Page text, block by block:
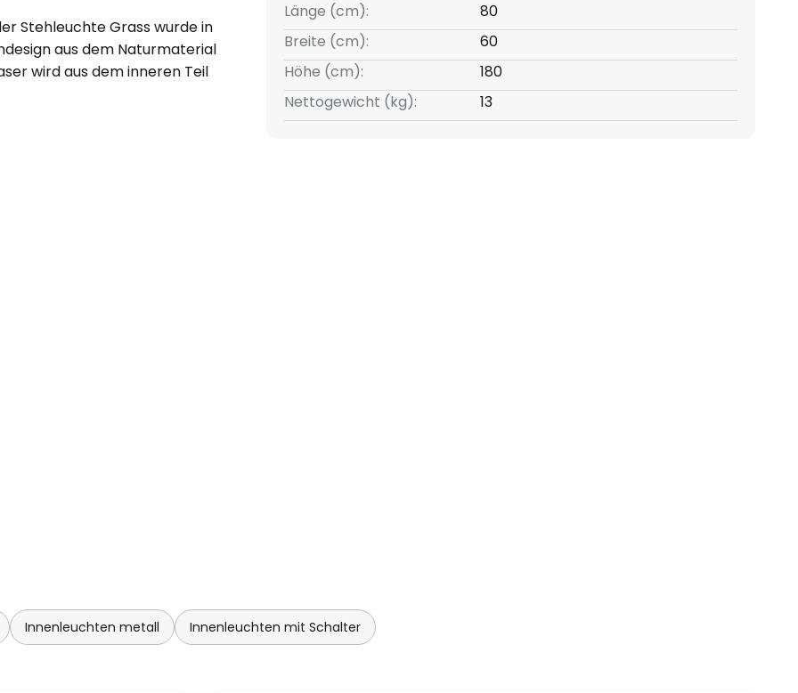
Stehleuchte Grass wurde in
aus dem Naturmaterial
wird aus dem inneren Teil
zeichnet sich durch eine
von Schiffstauen verwendet
der das
blendfreie Lichtstrahlung
Grass besteht aus
zierenden Holzdetail
Hersteller Forestier
Universität der Künste in
Jette Scheib 2005 in
Länge (cm):
80
Breite (cm):
60
Höhe (cm):
180
Nettogewicht (kg):
13
Innenleuchten metall Innenleuchten mit Schalter